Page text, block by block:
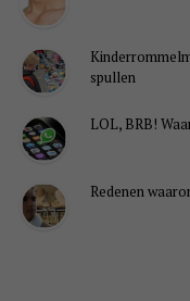
spullen
LOL, BRB!
Redenen